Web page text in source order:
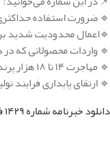
🔹 ضرورت استفاده
🔹اعمال محدودیت شدید
🔹 واردات محصولاتی که
🔹 مهاجرت ۱۴ تا ۱۸ هزار پرنده به فولاد مبارکه؛ نمونه‌ای موفق از همزیستی صنعت و محیط زیست
🔹 ارتقای پایداری فرایند
دانلود خبرنامه شماره ۱۴۲۹ فولادمبارکه